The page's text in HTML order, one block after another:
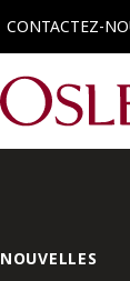
CONTACTEZ-
Main
NOUVELLES